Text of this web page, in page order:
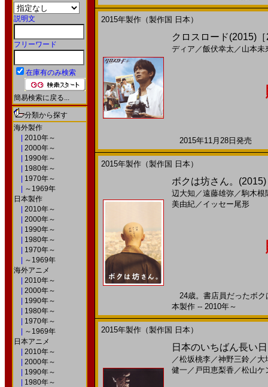
説明文
フリーワード
在庫有のみ検索
簡易検索に戻る...
分類から探す
海外製作
2010年～
2000年～
1990年～
1980年～
1970年～
～1969年
日本製作
2010年～
2000年～
1990年～
1980年～
1970年～
～1969年
海外アニメ
2010年～
2000年～
1990年～
1980年～
1970年～
～1969年
日本アニメ
2010年～
2000年～
1990年～
1980年～
2015年製作（製作国 日本）
クロスロード(2015)
ディア ／飯伏幸太 ／ 山本未
2015年11月28日発売
2015年製作（製作国 日本）
ボクは坊さん。
辺大知 ／遠藤雄弥／駒木根
美由紀／ イッセー尾形
24歳。書店員だったボ
本製作 -- 2010年～
2015年製作（製作国 日本）
日本のいちばん長い
／松坂桃李／神野三鈴／ 大
健一 ／ 戸田恵梨香 ／松山ケ